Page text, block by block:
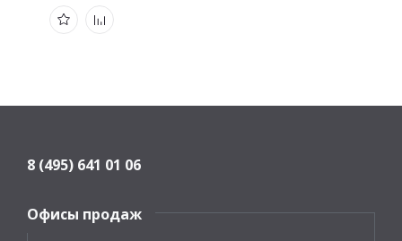
8 (495) 641 01 06
Офисы продаж